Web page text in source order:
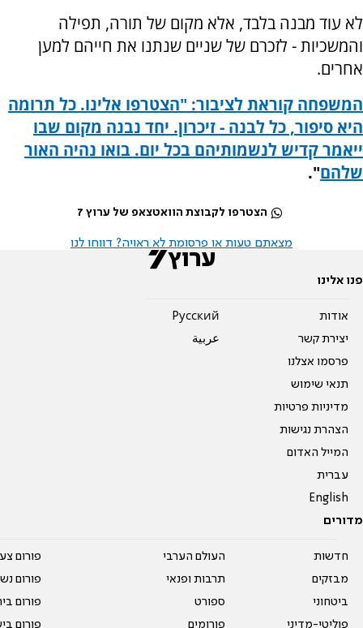
לא עוד מבנה בלבד, אלא מקום של תורה, תפילה
והמשכיות - לזכרם של שניים שנתנו את חייהם למען
אחרים.
המשפחה קוראת לציבור: "הצטרפו אלינו. כל תרומה
היא סיפור, כל לבנה - זיכרון. יחד נבנה מקום שבו
ייאמר קדיש לנשמותיהם בכל יום. בואו נהיה האור
שלהם".
הצטרפו לקבוצת הוואטצאפ של ערוץ 7
מצאתם טעות או פרסומת לא ראויה? דווחו לנו
פנו אלינו
אודות
יצירת קשר
פרסמו אצלנו
תנאי שימוש
מדיניות פרטיות
הצהרת נגישות
המייל האדום
עברית
English
Pусский
عربية
מדורים
חדשות
מבזקים
ביטחוני
פוליטי-מדיני
העולם הערבי
תרבות ופנאי
ספורט
פורומים
פורום
פורום
פורום
פורום